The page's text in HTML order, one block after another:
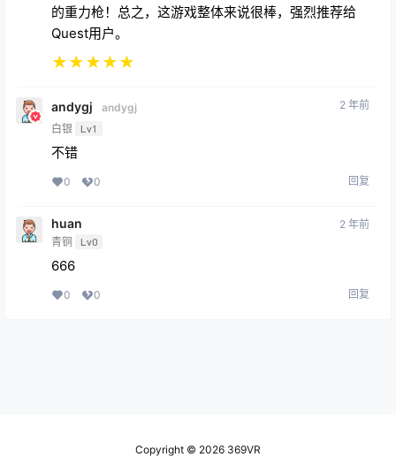
的重力枪！总之，这游戏整体来说很棒，强烈推荐给
Quest用户。
★★★★★
andygj
andygj
白银
Lv1
2 年前
不错
0 0 回复
huan
青铜 Lv0
2 年前
666
0 0 回复
Copyright © 2026 369VR